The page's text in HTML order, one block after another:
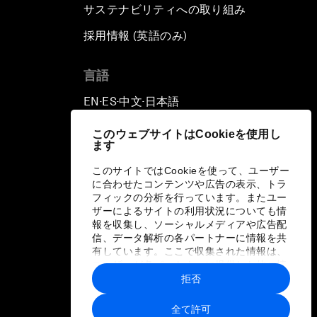
このウェブサイトはCookieを使用し
ます
このサイトではCookieを使って、ユーザー
に合わせたコンテンツや広告の表示、トラ
フィックの分析を行っています。またユー
ザーによるサイトの利用状況についても情
報を収集し、ソーシャルメディアや広告配
信、データ解析の各パートナーに情報を共
有しています。ここで収集された情報は、
ユーザーが各パートナーに提供した他の情
報や各パートナーのサービスを使用した際
に収集された情報と組み合わされ、各パー
トナーによって使用されることがありま
全て許可
拒否
サステナビリティへの取り組み
採用情報 (英語のみ)
言語
EN ▪ ES▪中文▪ 日本語